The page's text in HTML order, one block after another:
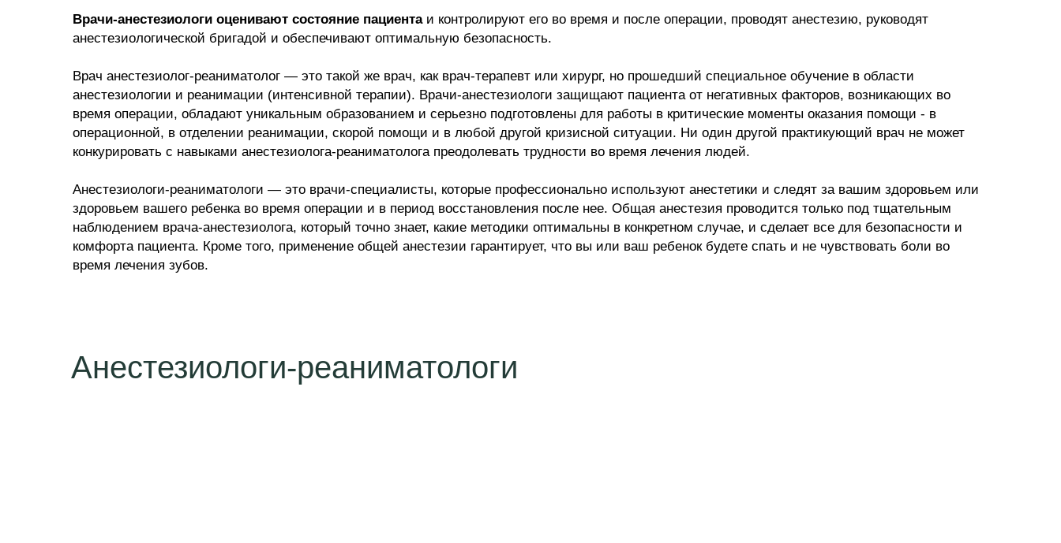
Врачи-анестезиологи оценивают состояние пациентаи контролируют его во время и после операции, проводят анестезию, руководят
анестезиологической бригадой и обеспечивают оптимальную безопасность.
Врач анестезиолог-реаниматолог — это такой же врач, как врач-терапевт или хирург, но прошедший специальное обучение в области
анестезиологии и реанимации (интенсивной терапии). Врачи-анестезиологи защищают пациента от негативных факторов, возникающих во
время операции, обладают уникальным образованием и серьезно подготовлены для работы в критические моменты оказания помощи - в
операционной, в отделении реанимации, скорой помощи и в любой другой кризисной ситуации. Ни один другой практикующий врач не может
конкурировать с навыками анестезиолога-реаниматолога преодолевать трудности во время лечения людей.
Анестезиологи-реаниматологи — это врачи-специалисты, которые профессионально используют анестетики и следят за вашим здоровьем или
здоровьем вашего ребенка во время операции и в период восстановления после нее. Общая анестезия проводится только под тщательным
наблюдением врача-анестезиолога, который точно знает, какие методики оптимальны в конкретном случае, и сделает все для безопасности и
комфорта пациента. Кроме того, применение общей анестезии гарантирует, что вы или ваш ребенок будете спать и не чувствовать боли во
время лечения зубов.
Анестезиологи-реаниматологи